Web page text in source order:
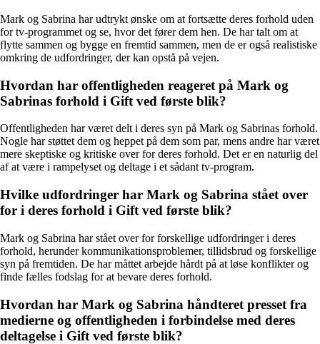
Mark og Sabrina har udtrykt ønske om at fortsætte deres forhold uden
for tv-programmet og se, hvor det fører dem hen. De har talt om at
flytte sammen og bygge en fremtid sammen, men de er også realistiske
omkring de udfordringer, der kan opstå på vejen.
Hvordan har offentligheden reageret på Mark og
Sabrinas forhold i Gift ved første blik?
Offentligheden har været delt i deres syn på Mark og Sabrinas forhold.
Nogle har støttet dem og heppet på dem som par, mens andre har været
mere skeptiske og kritiske over for deres forhold. Det er en naturlig del
af at være i rampelyset og deltage i et sådant tv-program.
Hvilke udfordringer har Mark og Sabrina stået over
for i deres forhold i Gift ved første blik?
Mark og Sabrina har stået over for forskellige udfordringer i deres
forhold, herunder kommunikationsproblemer, tillidsbrud og forskellige
syn på fremtiden. De har måttet arbejde hårdt på at løse konflikter og
finde fælles fodslag for at bevare deres forhold.
Hvordan har Mark og Sabrina håndteret presset fra
medierne og offentligheden i forbindelse med deres
deltagelse i Gift ved første blik?